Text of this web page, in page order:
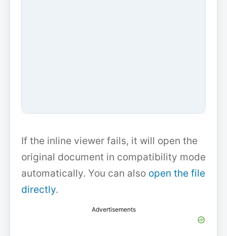
If the inline viewer fails, it will open the
original document in compatibility mode
automatically. You can also open the file
directly.
Advertisements